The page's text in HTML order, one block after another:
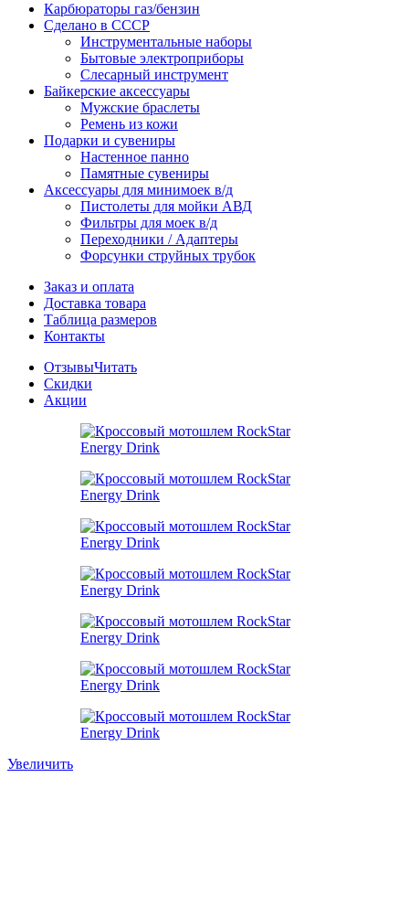
Карбюраторы газ/бензин
Сделано в СССР
Инструментальные наборы
Бытовые электроприборы
Слесарный инструмент
Байкерские аксессуары
Мужские браслеты
Ремень из кожи
Подарки и сувениры
Настенное панно
Памятные сувениры
Аксессуары для минимоек в/д
Пистолеты для мойки АВД
Фильтры для моек в/д
Переходники / Адаптеры
Форсунки струйных трубок
Заказ и оплата
Доставка товара
Таблица размеров
Контакты
ОтзывыЧитать
Скидки
Акции
Увеличить